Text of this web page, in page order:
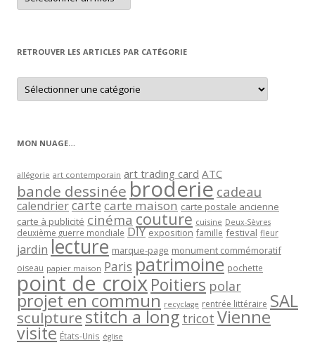
article
RETROUVER LES ARTICLES PAR CATÉGORIE
Retrouver
les
articles
MON NUAGE…
allégorie art contemporain art trading card ATC
bande dessinée broderie cadeau
calendriercartecarte maison carte postale ancienne
carte à publicité cinéma couture cuisine Deux-Sèvres
deuxième guerre mondiale DIY exposition famille festival fleur
jardin lecture marque-page monument commémoratif
oiseau papier maison Paris patrimoine pochette
point de croixPoitiers polar
projet en commun recyclage rentrée littéraire SAL
sculpturestitch a long tricot Vienne
visite États-Unis église